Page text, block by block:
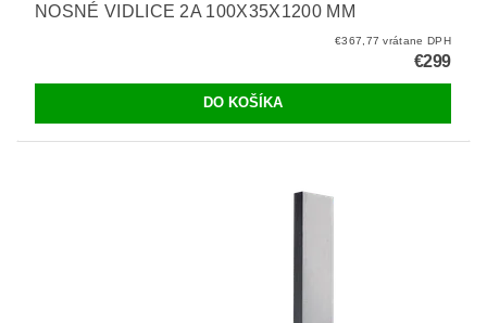
NOSNÉ VIDLICE 2A 100X35X1200 MM
€367,77 vrátane DPH
€299